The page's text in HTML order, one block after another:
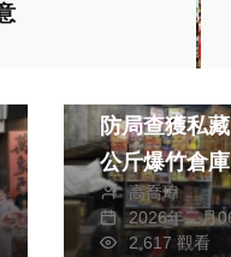
防局查獲私
公斤爆竹倉庫
高喬瑋
2026年二月
2,617 觀看